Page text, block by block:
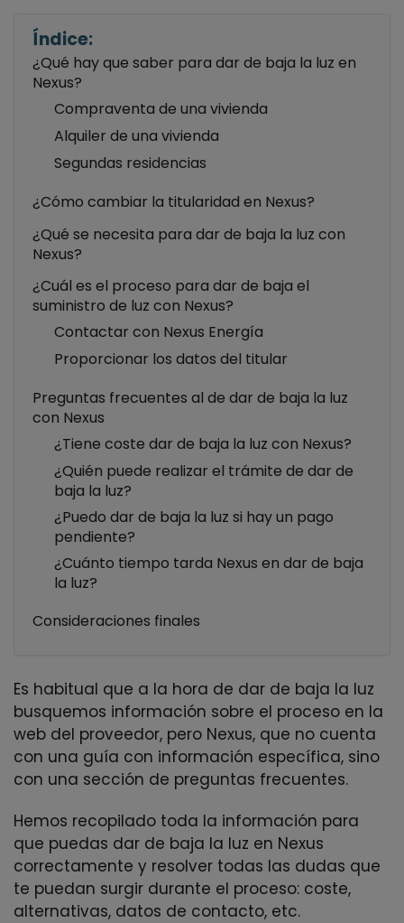
Índice:
¿Qué hay que saber para dar de baja la luz en
Nexus?
Compraventa de una vivienda
Alquiler de una vivienda
Segundas residencias
¿Cómo cambiar la titularidad en Nexus?
¿Qué se necesita para dar de baja la luz con
Nexus?
¿Cuál es el proceso para dar de baja el
suministro de luz con Nexus?
Contactar con Nexus Energía
Proporcionar los datos del titular
Preguntas frecuentes al de dar de baja la luz
con Nexus
¿Tiene coste dar de baja la luz con Nexus?
¿Quién puede realizar el trámite de dar de
baja la luz?
¿Puedo dar de baja la luz si hay un pago
pendiente?
¿Cuánto tiempo tarda Nexus en dar de baja
la luz?
Consideraciones finales
Es habitual que a la hora de dar de baja la luz
busquemos información sobre el proceso en la
web del proveedor, pero Nexus, que no cuenta
con una guía con información específica, sino
con una sección de preguntas frecuentes.
Hemos recopilado toda la información para
que puedas dar de baja la luz en Nexus
correctamente y resolver todas las dudas que
te puedan surgir durante el proceso: coste,
alternativas, datos de contacto, etc.